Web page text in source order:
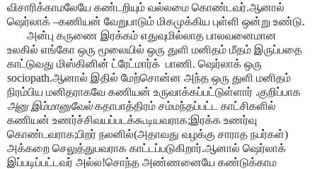
விசாரிக்காமலேயே கண்டறியும் வல்லமை கொண்டவர்.ஆனால்
ஷெர்லாக் –கணியன் வேறுபாடும் மிகமுக்கிய புள்ளி ஒன்று உண்டு.
அன்பு கருணை இரக்கம் எதுவுமில்லாத பாலவனைமான
உலகில் எங்கோ ஒரு மூலையில் ஒரு துளி மனிதம் மீதம் இருப்பதை
காட்டுவது மிஸ்கினின் ட்ரேட்மார்க் பாணி. ஷெர்லாக் ஒரு
sociopath.ஆனால் இதில் மேற்சொன்ன அந்த ஒரு துளி மனிதம்
நிரம்பிய மனிதராகவே கணியன் உருவாக்கப்பட்டுள்ளார் .குறிப்பாக
அனு இம்மானுவேல்கதாபாத்திரம் சம்மந்தப்பட்ட காட்சிகளில்
கணியன் உணர்ச்சிவயப்படக்கூடியவராக;இரக்க உணர்வு
கொண்டவராக;பிறர் நலனில்(அதாவது வழக்கு சாராத நபர்கள்)
அக்கறை செலுத்துபவராக காட்டப்படுகிறார்.ஆனால் ஷெர்லாக்
இப்படிப்பட்டவர் அல்ல!சொந்த அண்ணனையே கண்டுக்காம